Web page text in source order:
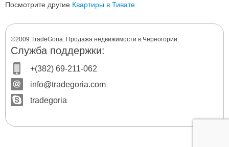
Посмотрите другие Квартиры в Тивате
©2009 TradeGoria. Продажа недвижимости в Черногории.
Служба поддержки:
+(382) 69-211-062
info@tradegoria.com
tradegoria